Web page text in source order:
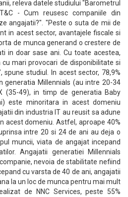
releva datele studiului "Barometrul
- Cum reusesc companiile din
angajatii?". "Peste o suta de mii de
in acest sector, avantajele fiscale si
de munca generand o crestere de
in doar sase ani. Cu toate acestea,
mari provocari de disponibilitate si
studiul. In acest sector, 78,9%
generatia Millennials (au intre 20-34
(35-49), in timp de generatia Baby
este minoritara in acest domeniu
din industria IT au reusit sa adune
acest domeniu. Astfel, aproape 40%
intre 20 si 24 de ani au deja o
muncii, viata de angajat incepand
Angajatii generatiei Millennials
nevoia de stabilitate nefiind
cu varsta de 40 de ani, angajatii
la un loc de munca pentru mai mult
de NNC Services, peste 55%